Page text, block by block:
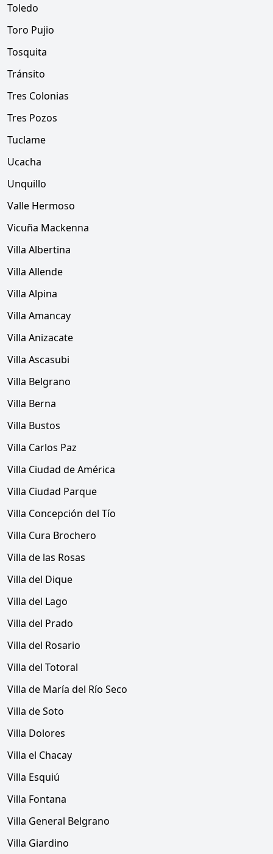
Toledo
Toro Pujio
Tosquita
Tránsito
Tres Colonias
Tres Pozos
Tuclame
Ucacha
Unquillo
Valle Hermoso
Vicuña Mackenna
Villa Albertina
Villa Allende
Villa Alpina
Villa Amancay
Villa Anizacate
Villa Ascasubi
Villa Belgrano
Villa Berna
Villa Bustos
Villa Carlos Paz
Villa Ciudad de América
Villa Ciudad Parque
Villa Concepción del Tío
Villa Cura Brochero
Villa de las Rosas
Villa del Dique
Villa del Lago
Villa del Prado
Villa del Rosario
Villa del Totoral
Villa de María del Río Seco
Villa de Soto
Villa Dolores
Villa el Chacay
Villa Esquiú
Villa Fontana
Villa General Belgrano
Villa Giardino